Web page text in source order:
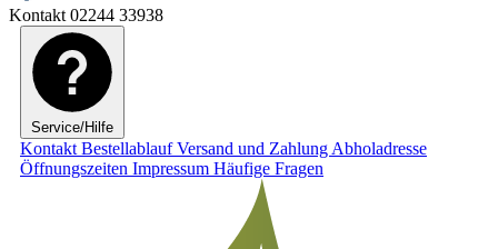
Kontakt 02244 33938
Service/Hilfe
Kontakt BestellablaufVersand und Zahlung Abholadresse
Öffnungszeiten Impressum Häufige Fragen